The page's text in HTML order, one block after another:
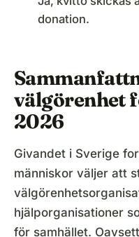
donation.
välgörenhet
2026
Givandet i Sverige
människor väljer att
hjälporganisationer
för samhället.